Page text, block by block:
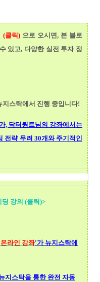
(클릭)으로 오시면, 본 블로
있고, 다양한 실전 투자 정
지스탁에서 진행 중입니다!
, 닥터퀀트님의 강좌에서는
전략 무려 30개와 주기적인
강의 (클릭)>
라인 강좌'가 뉴지스탁에
지스탁을 통한 완전 자동